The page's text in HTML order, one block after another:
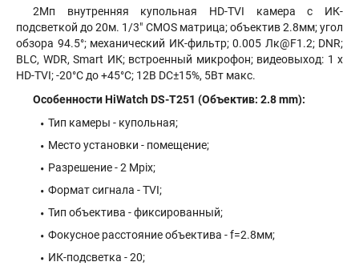
2Мп внутренняя купольная HD-TVI камера с ИК-
подсветкой до 20м. 1/3" CMOS матрица; объектив 2.8мм; угол
обзора 94.5°; механический ИК-фильтр; 0.005 Лк@F1.2; DNR;
BLC, WDR, Smart ИК; встроенный микрофон; видеовыход: 1 х
HD-TVI; -20°С до +45°С; 12В DC±15%, 5Вт макс.
Особенности HiWatch DS-T251 (Объектив: 2.8 mm):
Тип камеры - купольная;
Место установки - помещение;
Разрешение - 2 Mpix;
Формат сигнала - TVI;
Тип объектива - фиксированный;
Фокусное расстояние объектива - f=2.8мм;
ИК-подсветка - 20;